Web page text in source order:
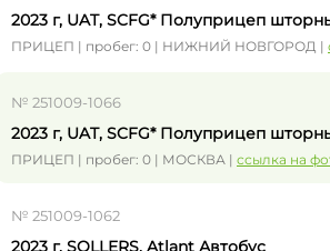
2023 г, UAT, SCFG* Полуприцеп
ПРИЦЕП | пробег: 0 | НИЖНИЙ НОВГОРОД |
№ 251009-1066
2023 г, UAT, SCFG* Полуприцеп
ПРИЦЕП | пробег: 0 | МОСКВА | ссылка на
№ 251009-1062
2023 г, SOLLERS, Atlant Автобус